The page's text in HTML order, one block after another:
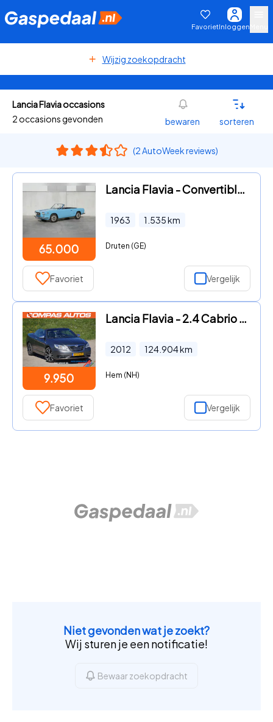
FavorietInloggen
Wijzig zoekopdracht
Lancia Flavia occasions
2 occasions gevonden
bewaren sorteren
(2 AutoWeek reviews)
65.000
Lancia Flavia - Convertible Variante M1167
1963 1.535km
Druten (GE)
Favoriet Vergelijk
9.950
Lancia Flavia - 2.4 Cabrio Automaat | Premium Audio | Leder
2012 124.904km
Hem (NH)
Favoriet Vergelijk
Niet gevonden wat je zoekt?
Wij sturen je een notificatie!
Bewaar zoekopdracht